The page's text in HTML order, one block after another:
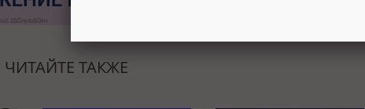
ЧИТАЙТЕ ТАКЖЕ